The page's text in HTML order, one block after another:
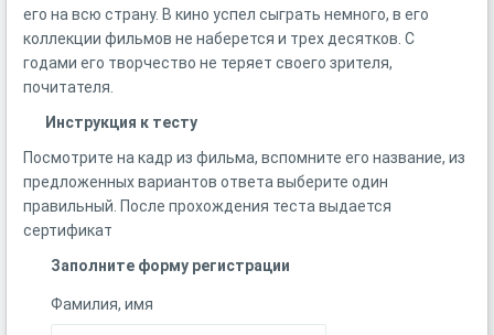
его на всю страну. В кино успел сыграть немного, в его
коллекции фильмов не наберется и трех десятков. С
годами его творчество не теряет своего зрителя,
почитателя.
Инструкция к тесту
Посмотрите на кадр из фильма, вспомните его название, из
предложенных вариантов ответа выберите один
правильный. После прохождения теста выдается
сертификат
Заполните форму регистрации
Фамилия, имя